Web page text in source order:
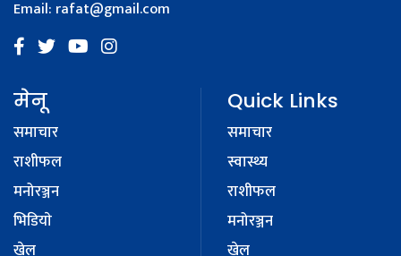
Email: rafat@gmail.com
मेनू
समाचार
राशीफल
मनोरञ्जन
भिडियाे
Quick Links
समाचार
स्वास्थ्य
राशीफल
मनोरञ्जन